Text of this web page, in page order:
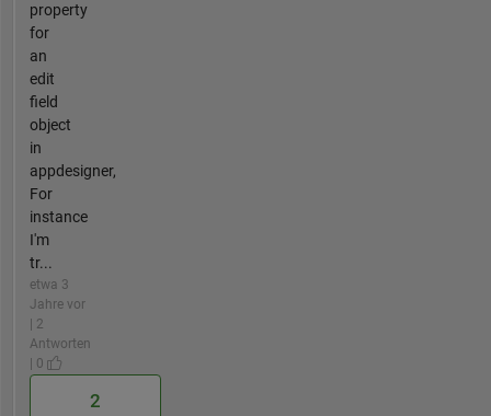
property
for
an
edit
field
object
in
appdesigner,
For
instance
I'm
tr...
etwa 3
Jahre vor
| 2
Antworten
| 0
2